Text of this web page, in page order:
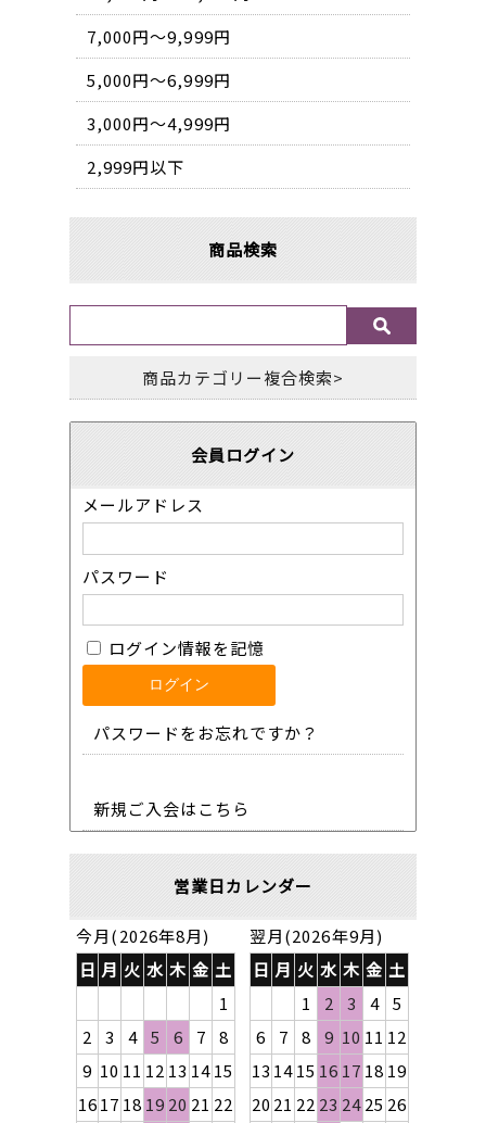
7,000円〜9,999円
5,000円〜6,999円
3,000円〜4,999円
2,999円以下
商品検索
商品カテゴリー複合検索>
会員ログイン
メールアドレス
パスワード
ログイン情報を記憶
パスワードをお忘れですか？
新規ご入会はこちら
営業日カレンダー
今月(2026年8月)
日 月 火 水 木 金 土
1
2
3 4 5 6 7
8
9 10 11 12 13 1415
1617 18 19 20 21 22
翌月(2026年9月)
日 月 火 水 木 金 土
1
2 3 4 5
6
7 8 9 10 11 12
13 1415 16 17 18 19
20 21 22 23 2425 26